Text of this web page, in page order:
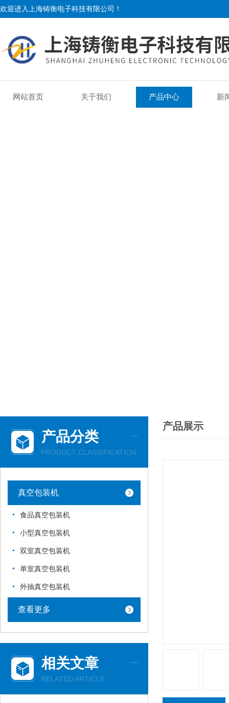
欢迎进入上海铸衡电子科技有限公司！
网站首页 关于我们 产品中心 新
产品分类
PRODUCT CLASSIFICATION
真空包装机
食品真空包装机
小型真空包装机
双室真空包装机
单室真空包装机
外抽真空包装机
查看更多
相关文章
RELATED ARTICLE
产品展示